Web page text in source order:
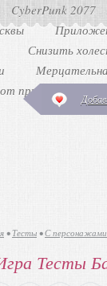
CyberPunk 2077
Снизить
от прыщей
• Тесты • С персонажами
Тесты